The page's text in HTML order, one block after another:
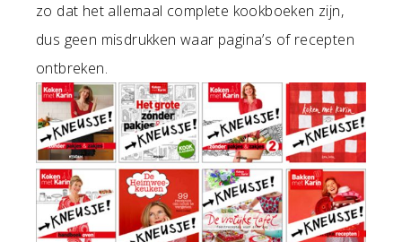
zo dat het allemaal complete kookboeken zijn,
dus geen misdrukken waar pagina’s of recepten
ontbreken.